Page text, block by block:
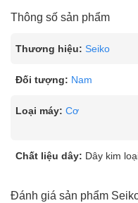
Thông số sản phẩm
Thương hiệu: Seiko
Đối tượng: Nam
Loại máy: Cơ
Chất liệu dây: Dây kim
Đánh giá sản phẩm